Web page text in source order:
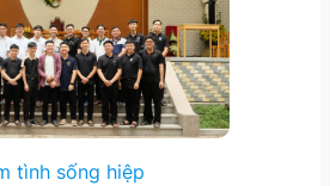
tình sống hiệp